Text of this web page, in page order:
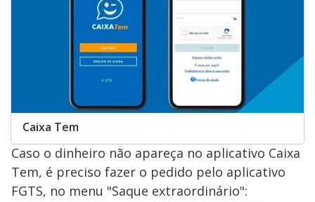
Caixa Tem
Caso o dinheiro não apareça no aplicativo Caixa
Tem, é preciso fazer o pedido pelo aplicativo
FGTS, no menu "Saque extraordinário":